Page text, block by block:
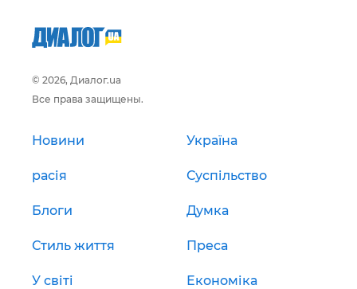
© 2026, Диалог.ua
Все права защищены.
Новини Україна
расія Суспільство
Блоги Думка
Стиль життя Преса
У світі Економіка